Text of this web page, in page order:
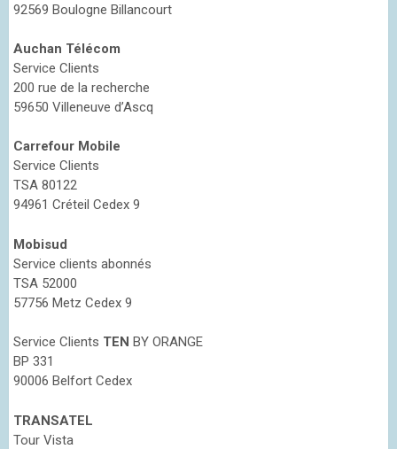
92569 Boulogne Billancourt
Auchan Télécom
Service Clients
200 rue de la recherche
59650 Villeneuve d’Ascq
Carrefour Mobile
Service Clients
TSA 80122
94961 Créteil Cedex 9
Mobisud
Service clients abonnés
TSA 52000
57756 Metz Cedex 9
Service Clients TEN BY ORANGE
BP 331
90006 Belfort Cedex
TRANSATEL
Tour Vista